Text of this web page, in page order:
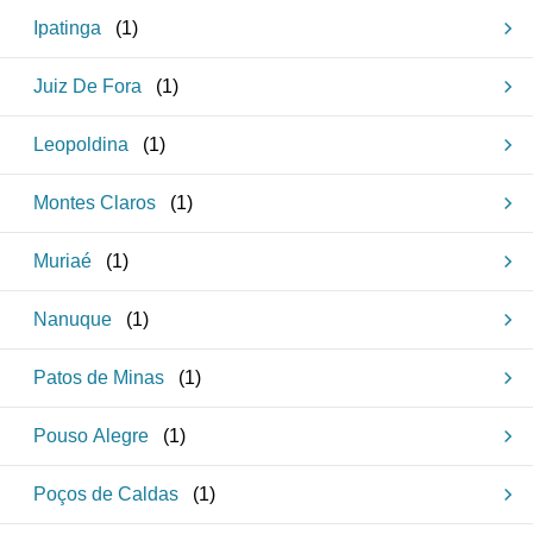
Ipatinga (1)
Juiz De Fora (1)
Leopoldina (1)
Montes Claros (1)
Muriaé (1)
Nanuque (1)
Patos de Minas (1)
Pouso Alegre (1)
Poços de Caldas (1)